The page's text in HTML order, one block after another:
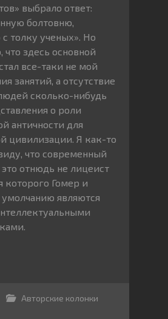
выбрало ответ:
болтовню,
толку ученых». Но
что здесь основной
все-таки не мой
занятий, а отсутствие
сколько-нибудь
о роли
античности для
цивилизации. Я как-то
что современный
отнюдь не лицеист
которого Гомер и
являются
Авторские колонки